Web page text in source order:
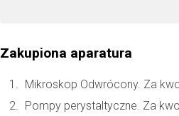
Zakupiona aparatura
Mikroskop Odwrócony. Za
Pompy perystaltyczne. Za